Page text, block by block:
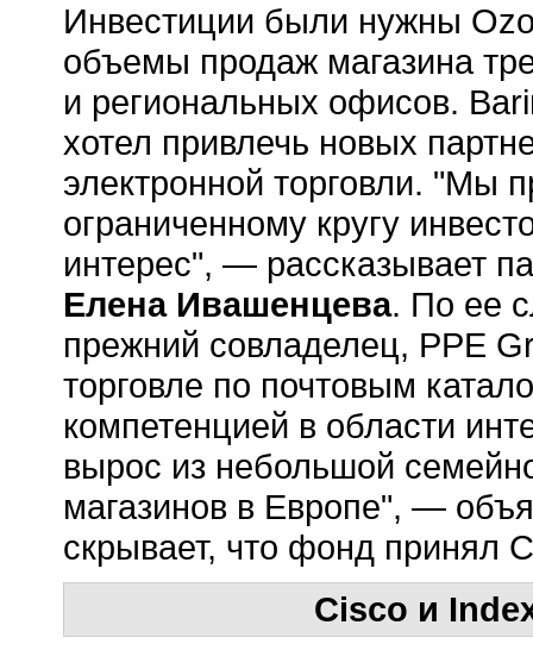
Инвестиции были нужны
объемы продаж магазина
и региональных офисов.
хотел привлечь новых
электронной торговли. "Мы
ограниченному кругу
интерес", — рассказывает
Елена Ивашенцева. По ее
прежний совладелец, PPE
торговле по почтовым
компетенцией в области
вырос из небольшой
магазинов в Европе", —
скрывает, что фонд принял
Cisco и